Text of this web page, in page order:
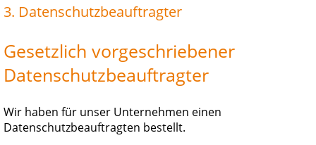
3. Datenschutzbeauftragter
Gesetzlich vorgeschriebener
Datenschutzbeauftragter
Wir haben für unser Unternehmen einen
Datenschutzbeauftragten bestellt.